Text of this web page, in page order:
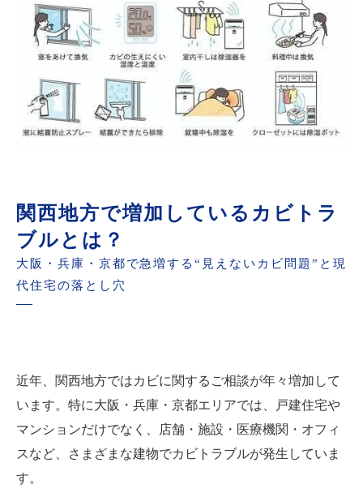
関西地方で増加しているカビトラ
ブルとは？
大阪・兵庫・京都で急増する“見えないカビ問題”と現
代住宅の落とし穴
近年、関西地方ではカビに関するご相談が年々増加して
います。特に大阪・兵庫・京都エリアでは、戸建住宅や
マンションだけでなく、店舗・施設・医療機関・オフィ
スなど、さまざまな建物でカビトラブルが発生していま
す。